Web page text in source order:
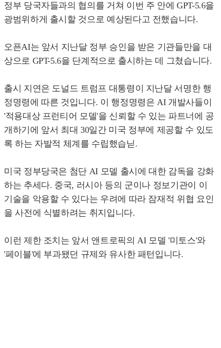
정부 당국자들과의 협의를 거쳐 이번 주 안에 GPT-5.6을
광범위하게 출시할 것으로 예상된다고 전했습니다.
오픈AI는 앞서 지난달 정부 승인을 받은 기관들만을 대
상으로 GPT-5.6을 단계적으로 출시하는 데 그쳤습니다.
출시 지연은 도널드 트럼프 대통령이 지난달 서명한 행
정명령에 따른 것입니다. 이 행정명령은 AI 개발사들이
'적용대상 프런티어 모델'을 신뢰할 수 있는 파트너에 공
개하기에 앞서 최대 30일간 미국 정부에 제공할 수 있도
록 하는 자발적 체계를 수립했습닏.
미국 정부당국은 첨단 AI 모델 출시에 대한 감독을 강화
하는 추세다. 중국, 러시아 등의 군이나 정보기관이 이
기술을 악용할 수 있다는 우려에 따라 잠재적 위협 요인
을 사전에 식별하려는 취지입니다.
이런 제한 조치는 앞서 앤트로픽의 AI 모델 '미토스'와
'페이블'에 부과됐던 규제와 유사한 패턴입니다.